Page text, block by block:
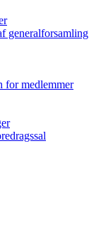
generalforsamling
for medlemmer